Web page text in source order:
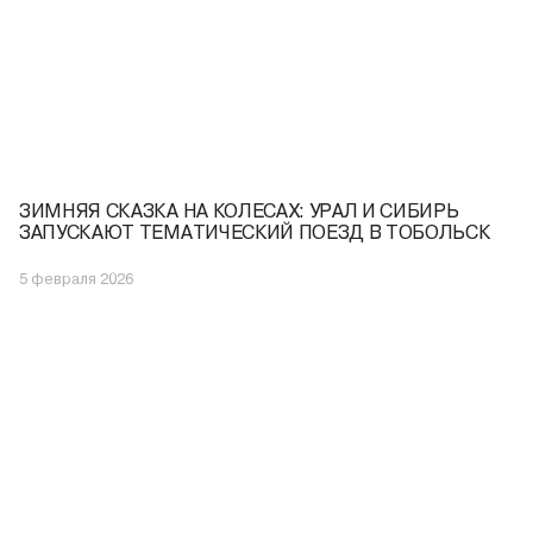
ЗИМНЯЯ СКАЗКА НА КОЛЕСАХ: УРАЛ И СИБИРЬ
ЗАПУСКАЮТ ТЕМАТИЧЕСКИЙ ПОЕЗД В ТОБОЛЬСК
5 февраля 2026